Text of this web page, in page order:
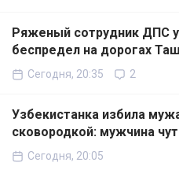
Ряженый сотрудник ДПС
беспредел на дорогах
Сегодня, 20:35 2
Узбекистанка избила
сковородкой: мужчина
Сегодня, 20:05